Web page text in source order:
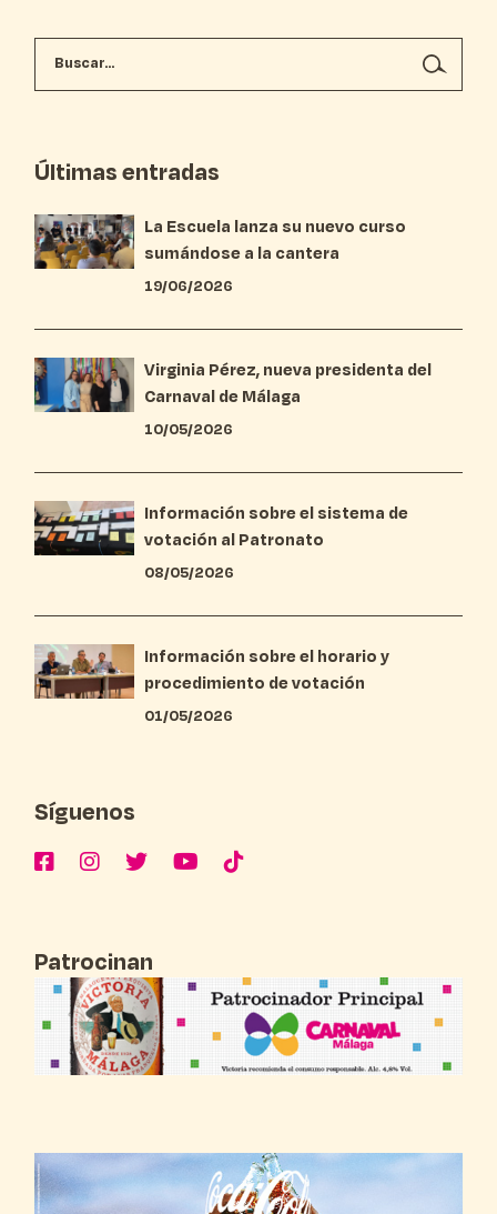
Últimas entradas
La Escuela lanza su nuevo curso
sumándose a la cantera
19/06/2026
Virginia Pérez, nueva presidenta del
Carnaval de Málaga
10/05/2026
Información sobre el sistema de
votación al Patronato
08/05/2026
Información sobre el horario y
procedimiento de votación
01/05/2026
Síguenos
Patrocinan